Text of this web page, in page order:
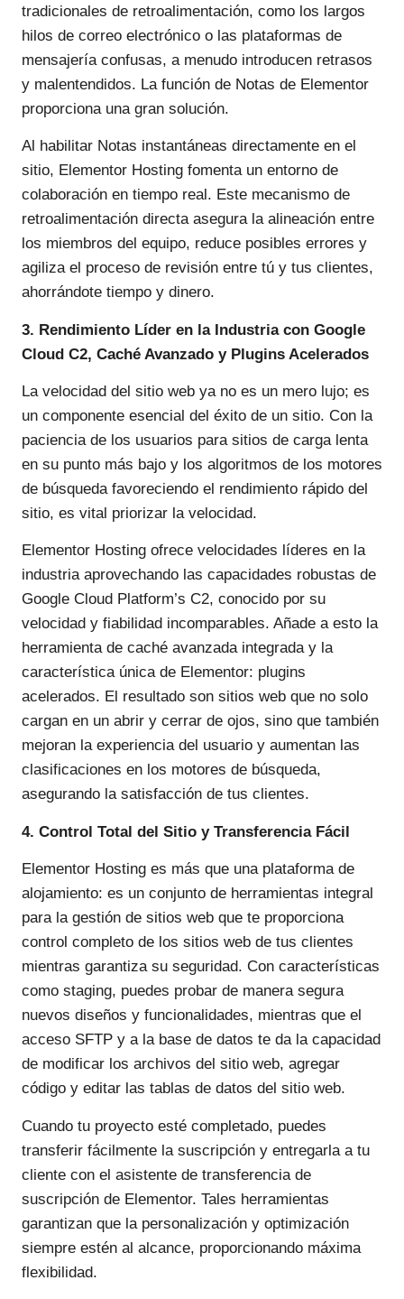
tradicionales de retroalimentación, como los largos
hilos de correo electrónico o las plataformas de
mensajería confusas, a menudo introducen retrasos
y malentendidos. La función de Notas de Elementor
proporciona una gran solución.
Al habilitar Notas instantáneas directamente en el
sitio, Elementor Hosting fomenta un entorno de
colaboración en tiempo real. Este mecanismo de
retroalimentación directa asegura la alineación entre
los miembros del equipo, reduce posibles errores y
agiliza el proceso de revisión entre tú y tus clientes,
ahorrándote tiempo y dinero.
3. Rendimiento Líder en la Industria con Google
Cloud C2, Caché Avanzado y Plugins Acelerados
La velocidad del sitio web ya no es un mero lujo; es
un componente esencial del éxito de un sitio. Con la
paciencia de los usuarios para sitios de carga lenta
en su punto más bajo y los algoritmos de los motores
de búsqueda favoreciendo el rendimiento rápido del
sitio, es vital priorizar la velocidad.
Elementor Hosting ofrece velocidades líderes en la
industria aprovechando las capacidades robustas de
Google Cloud Platform’s C2, conocido por su
velocidad y fiabilidad incomparables. Añade a esto la
herramienta de caché avanzada integrada y la
característica única de Elementor: plugins
acelerados. El resultado son sitios web que no solo
cargan en un abrir y cerrar de ojos, sino que también
mejoran la experiencia del usuario y aumentan las
clasificaciones en los motores de búsqueda,
asegurando la satisfacción de tus clientes.
4. Control Total del Sitio y Transferencia Fácil
Elementor Hosting es más que una plataforma de
alojamiento: es un conjunto de herramientas integral
para la gestión de sitios web que te proporciona
control completo de los sitios web de tus clientes
mientras garantiza su seguridad. Con características
como staging, puedes probar de manera segura
nuevos diseños y funcionalidades, mientras que el
acceso SFTP y a la base de datos te da la capacidad
de modificar los archivos del sitio web, agregar
código y editar las tablas de datos del sitio web.
Cuando tu proyecto esté completado, puedes
transferir fácilmente la suscripción y entregarla a tu
cliente con el asistente de transferencia de
suscripción de Elementor. Tales herramientas
garantizan que la personalización y optimización
siempre estén al alcance, proporcionando máxima
flexibilidad.